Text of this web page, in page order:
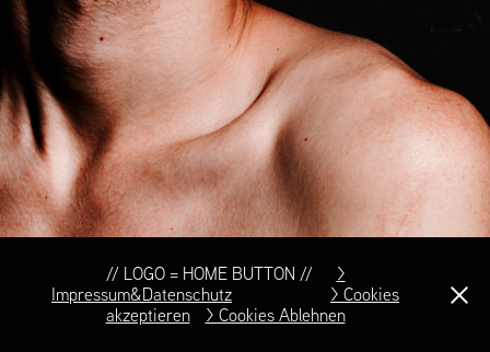
// LOGO = HOME BUTTON //⠀
>
Impressum&Datenschutz
> Cookies
akzeptieren
> Cookies Ablehnen